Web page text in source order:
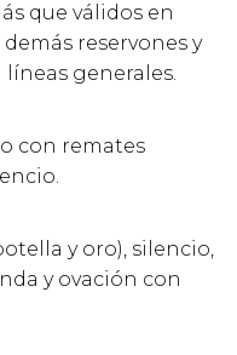
que válidos en
demás reservones y
generales.
con remates
y oro), silencio,
y ovación con